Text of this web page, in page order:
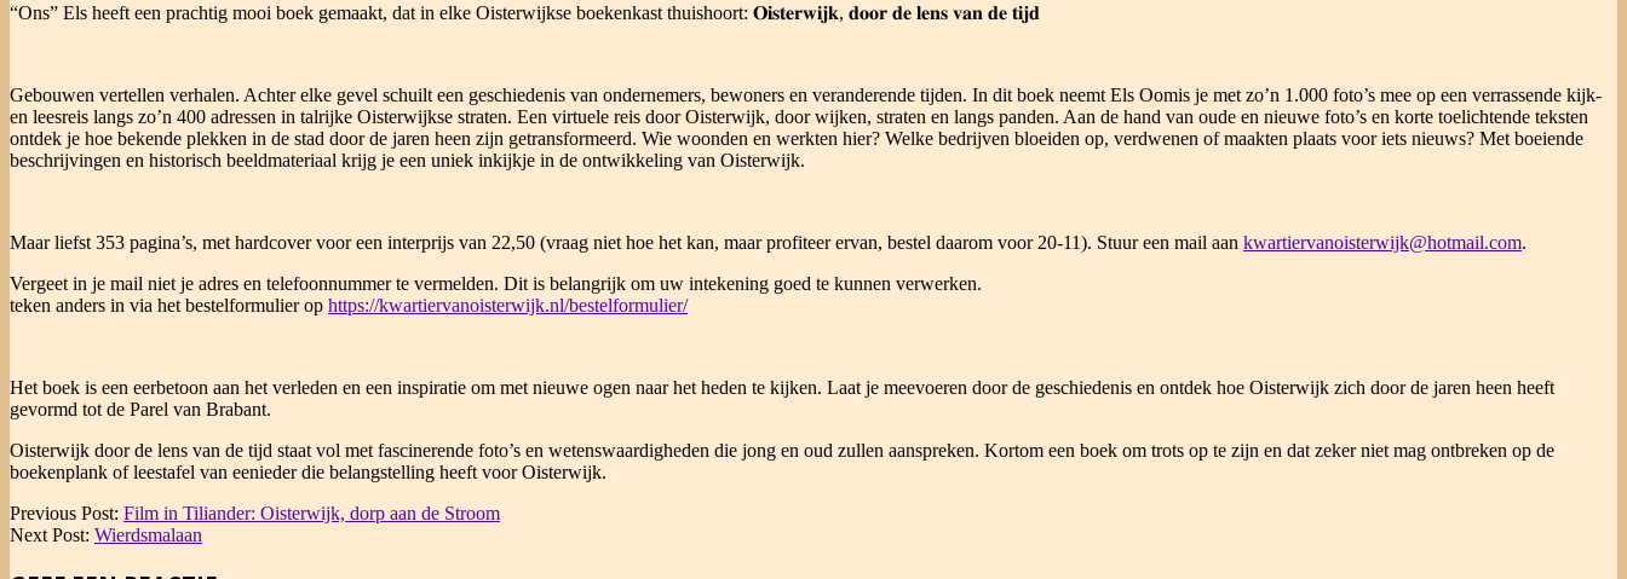
“Ons” Els heeft een prachtig mooi boek gemaakt, dat in elke Oisterwijkse boekenkast thuishoort: 𝐎𝐢𝐬𝐭𝐞𝐫𝐰𝐢𝐣𝐤, 𝐝𝐨𝐨𝐫 𝐝𝐞 𝐥𝐞𝐧𝐬 𝐯𝐚𝐧 𝐝𝐞 𝐭𝐢𝐣𝐝
Gebouwen vertellen verhalen. Achter elke gevel schuilt een geschiedenis van ondernemers, bewoners en veranderende tijden. In dit boek neemt Els Oomis je met zo’n 1.000 foto’s mee op een verrassende kijk-
en leesreis langs zo’n 400 adressen in talrijke Oisterwijkse straten. Een virtuele reis door Oisterwijk, door wijken, straten en langs panden. Aan de hand van oude en nieuwe foto’s en korte toelichtende teksten
ontdek je hoe bekende plekken in de stad door de jaren heen zijn getransformeerd. Wie woonden en werkten hier? Welke bedrijven bloeiden op, verdwenen of maakten plaats voor iets nieuws? Met boeiende
beschrijvingen en historisch beeldmateriaal krijg je een uniek inkijkje in de ontwikkeling van Oisterwijk.
Maar liefst 353 pagina’s, met hardcover voor een interprijs van 22,50 (vraag niet hoe het kan, maar profiteer ervan, bestel daarom voor 20-11). Stuur een mail aan kwartiervanoisterwijk@hotmail.com.
Vergeet in je mail niet je adres en telefoonnummer te vermelden. Dit is belangrijk om uw intekening goed te kunnen verwerken.
teken anders in via het bestelformulier op https://kwartiervanoisterwijk.nl/bestelformulier/
Het boek is een eerbetoon aan het verleden en een inspiratie om met nieuwe ogen naar het heden te kijken. Laat je meevoeren door de geschiedenis en ontdek hoe Oisterwijk zich door de jaren heen heeft
gevormd tot de Parel van Brabant.
Oisterwijk door de lens van de tijd staat vol met fascinerende foto’s en wetenswaardigheden die jong en oud zullen aanspreken. Kortom een boek om trots op te zijn en dat zeker niet mag ontbreken op de
boekenplank of leestafel van eenieder die belangstelling heeft voor Oisterwijk.
2025-
10-
Previous Post: Film in Tiliander: Oisterwijk, dorp aan de Stroom
Next Post: Wierdsmalaan